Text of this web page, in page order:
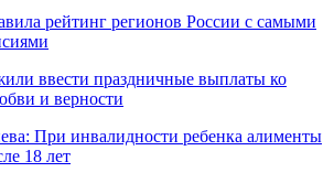
рейтинг регионов России с самыми
ввести праздничные выплаты ко
и верности
При инвалидности ребенка алименты
18 лет